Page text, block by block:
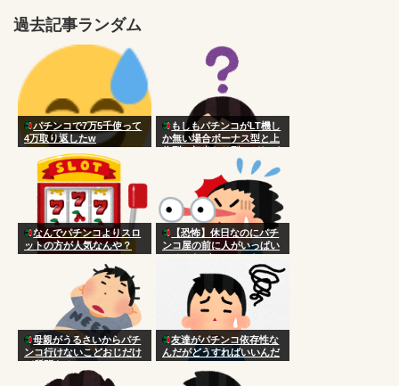
過去記事ランダム
パチンコで7万5千使って
4万取り返したw
もしもパチンコがLT機し
か無い場合ボーナス型と上
位型と初当たり型のどれが
なんでパチンコよりスロ
ットの方が人気なんや？
【恐怖】休日なのにパチ
ンコ屋の前に人がいっぱい
いるんだが…こいつら
母親がうるさいからパチ
ンコ行けないこどおじだけ
ど質問ある？
友達がパチンコ依存性な
んだがどうすればいいんだ